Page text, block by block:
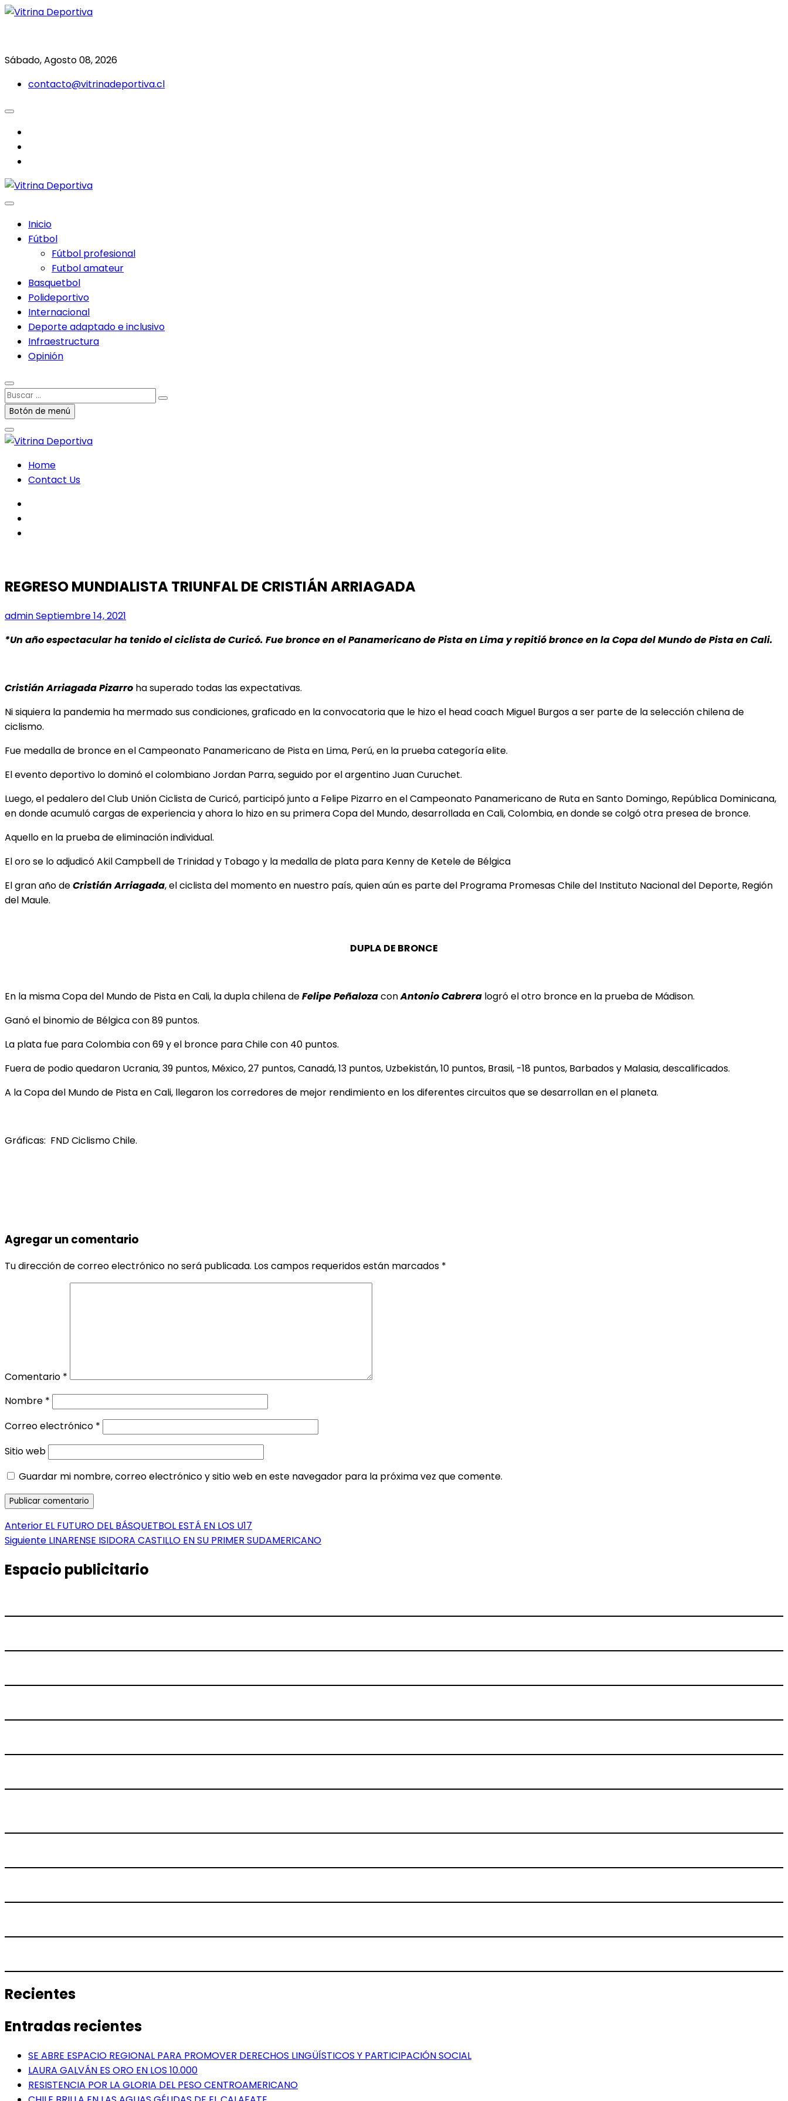
Saltar
Sábado, Agosto 08, 2026
contacto@vitrinadeportiva.cl
Inicio
Fútbol
Fútbol profesional
Futbol amateur
Basquetbol
Polideportivo
Internacional
Deporte adaptado e inclusivo
Infraestructura
Opinión
Buscar
…Botón de menú
Home
Contact Us
REGRESO MUNDIALISTA TRIUNFAL DE CRISTIÁN ARRIAGADA
adminSeptiembre 14, 2021
*Un año espectacular ha tenido el ciclista de Curicó. Fue bronce en el Panamericano de Pista en Lima y repitió bronce en la Copa del Mundo de Pista en Cali.
Cristián Arriagada Pizarro ha superado todas las expectativas.
Ni siquiera la pandemia ha mermado sus condiciones, graficado en la convocatoria que le hizo el head coach Miguel Burgos a ser parte de la selección chilena de
ciclismo.
Fue medalla de bronce en el Campeonato Panamericano de Pista en Lima, Perú, en la pruebacategoría elite.
El evento deportivo lo dominó el colombiano Jordan Parra, seguido por el argentino Juan Curuchet.
Luego, el pedalero del Club Unión Ciclista de Curicó, participó junto a Felipe Pizarro en el Campeonato Panamericano de Ruta en Santo Domingo, República Dominicana,
en donde acumuló cargas de experiencia y ahora lo hizo en su primera Copa del Mundo, desarrollada en Cali, Colombia, en donde se colgó otra presea de bronce.
Aquello en la prueba de eliminación individual.
El oro se lo adjudicó Akil Campbell de Trinidad y Tobago y la medalla de plata para Kenny de Ketele de Bélgica
El gran año deCristián Arriagada, el ciclista del momento en nuestro país, quien aún es parte del Programa Promesas Chile del Instituto Nacional del Deporte, Región
del Maule.
DUPLA DE BRONCE
En la misma Copa del Mundo de Pista en Cali, la dupla chilena deFelipe PeñalozaconAntonioCabrera logró el otro bronce en la prueba de Mádison.
Ganó el binomio de Bélgica con 89 puntos.
La plata fue para Colombia con 69 y el bronce para Chile con 40 puntos.
Fuera de podio quedaron Ucrania, 39 puntos, México, 27 puntos, Canadá, 13 puntos, Uzbekistán, 10 puntos, Brasil, -18 puntos, Barbados y Malasia, descalificados.
A la Copa del Mundo de Pista en Cali, llegaron los corredores de mejor rendimiento en los diferentes circuitos que se desarrollan en el planeta.
Gráficas: FND Ciclismo Chile.
Agregar un comentario
Tu dirección de correo electrónico no será publicada. Los campos requeridos están marcados *
Comentario *
Nombre *
Correo electrónico *
Sitio web
Guardar mi nombre, correo electrónico y sitio web en este navegador para la próxima vez que comente.
Navegación
de
entradas
Anterior Entrada
anterior:
EL FUTURO DEL BÁSQUETBOL ESTÁ EN LOS U17
Siguiente Entrada
LINARENSE ISIDORA CASTILLO EN SU PRIMER SUDAMERICANO
Espacio publicitario
Recientes
Entradas recientes
SE ABRE ESPACIO REGIONAL PARA PROMOVER DERECHOS LINGÜÍSTICOS Y PARTICIPACIÓN SOCIAL
LAURA GALVÁN ES ORO EN LOS 10.000
RESISTENCIA POR LA GLORIA DEL PESO CENTROAMERICANO